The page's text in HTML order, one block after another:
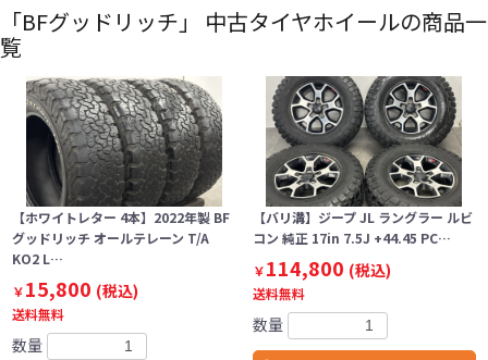
「BFグッドリッチ」 中古タイヤホイールの商品一
覧
【ホワイトレター 4本】2022年製 BF
グッドリッチ オールテレーン T/A
KO2 L…
￥15,800 (税込)
送料無料
数量
【バリ溝】ジープ JL ラングラー ルビ
コン 純正 17in 7.5J +44.45 PC…
￥114,800 (税込)
送料無料
数量